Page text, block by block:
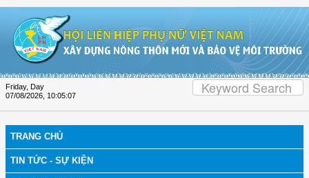
Friday, Day
07/08/2026 10:05:08
TRANG CHỦ
TIN TỨC - SỰ KIỆN